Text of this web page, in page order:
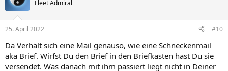
Fleet Admiral
25. April 2022 #10
Da Verhält sich eine Mail genauso, wie eine Schneckenmail
aka Brief. Wirfst Du den Brief in den Briefkasten hast Du sie
versendet. Was danach mit ihm passiert liegt nicht in Deiner